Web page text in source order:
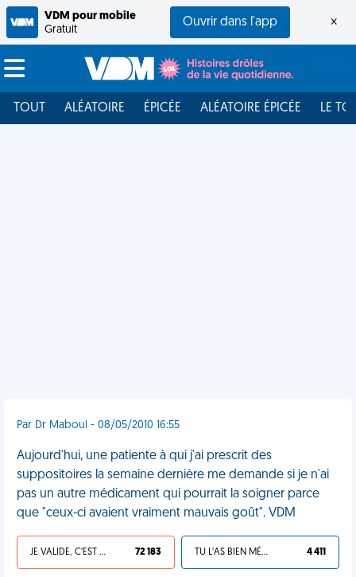
VDM pour mobile
Gratuit
Ouvrir dans l'app ×
TOUT ALÉATOIRE ÉPICÉE ALÉATOIRE ÉPICÉE LE
Par Dr Maboul - 08/05/2010 16:55
Aujourd'hui, une patiente à qui j'ai prescrit des
suppositoires la semaine dernière me demande si je n'ai
pas un autre médicament qui pourrait la soigner parce
que "ceux-ci avaient vraiment mauvais goût". VDM
JE VALIDE, C'EST UNE VDM 72 183 TU L'AS BIEN MÉRITÉ 4 411